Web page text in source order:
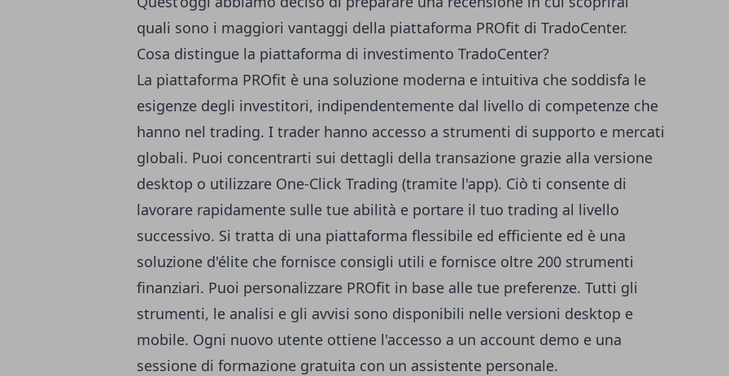
quali sono i maggiori vantaggi della piattaforma PROfit di TradoCenter.
Cosa distingue la piattaforma di investimento TradoCenter?
La piattaforma PROfit è una soluzione moderna e intuitiva che soddisfa le
esigenze degli investitori, indipendentemente dal livello di competenze che
hanno nel trading. I trader hanno accesso a strumenti di supporto e mercati
globali. Puoi concentrarti sui dettagli della transazione grazie alla versione
desktop o utilizzare One-Click Trading (tramite l'app). Ciò ti consente di
lavorare rapidamente sulle tue abilità e portare il tuo trading al livello
successivo. Si tratta di una piattaforma flessibile ed efficiente ed è una
soluzione d'élite che fornisce consigli utili e fornisce oltre 200 strumenti
finanziari. Puoi personalizzare PROfit in base alle tue preferenze. Tutti gli
strumenti, le analisi e gli avvisi sono disponibili nelle versioni desktop e
mobile. Ogni nuovo utente ottiene l'accesso a un account demo e una
sessione di formazione gratuita con un assistente personale.